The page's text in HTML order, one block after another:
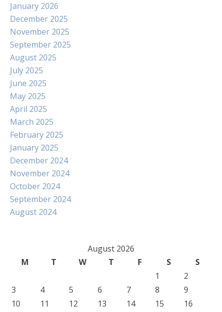
January 2026
December 2025
November 2025
September 2025
August 2025
July 2025
June 2025
May 2025
April 2025
March 2025
February 2025
January 2025
December 2024
November 2024
October 2024
September 2024
August 2024
August 2026
M
T W T F S
S
1
2
3
4 5 6 7 8
9
10
11 12 13 14 15 16